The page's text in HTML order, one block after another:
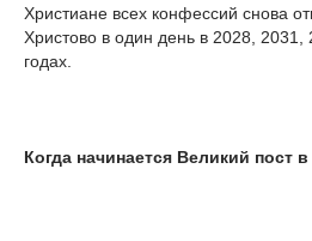
Христиане всех конфессий снова
Христово в один день в 2028, 2031,
годах.
Когда начинается Великий пост в